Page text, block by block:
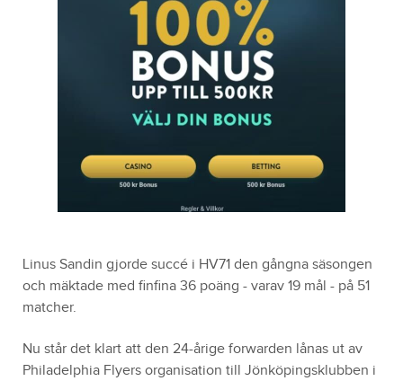
Linus Sandin gjorde succé i HV71 den gångna säsongen
och mäktade med finfina 36 poäng - varav 19 mål - på 51
matcher.
Nu står det klart att den 24-årige forwarden lånas ut av
Philadelphia Flyers organisation till Jönköpingsklubben i